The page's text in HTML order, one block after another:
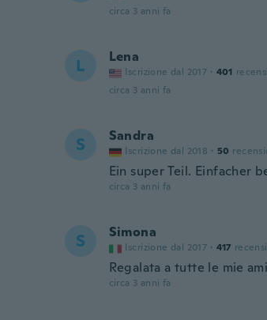
circa 3 anni fa
L Lena
Iscrizione dal 2017 · 401
circa 3 anni fa
S Sandra
Iscrizione dal 2018 · 50
Ein super Teil. Einfacher
circa 3 anni fa
S Simona
Iscrizione dal 2017 · 417
Regalata a tutte le mie
circa 3 anni fa